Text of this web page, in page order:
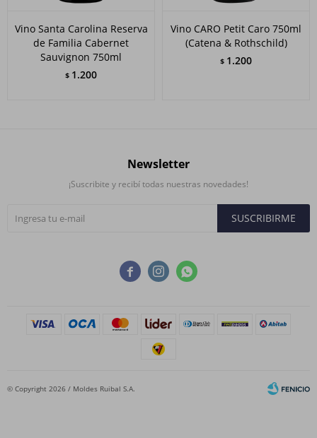
Vino Santa Carolina Reserva
de Familia Cabernet
Sauvignon 750ml
$ 1.200
Vino CARO Petit Caro 750ml
(Catena & Rothschild)
$ 1.200
  
Newsletter
¡Suscribite y recibí todas nuestras novedades!
SUSCRIBIRME
© Copyright 2026 / Moldes Ruibal S.A.